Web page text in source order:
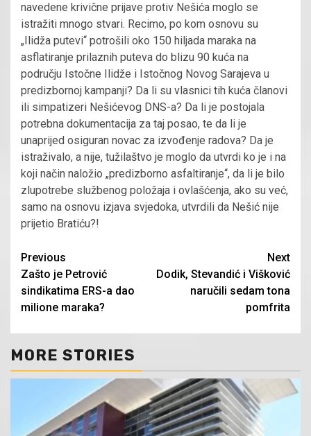
navedene krivične prijave protiv Nešića moglo se
istražiti mnogo stvari. Recimo, po kom osnovu su
„Ilidža putevi“ potrošili oko 150 hiljada maraka na
asflatiranje prilaznih puteva do blizu 90 kuća na
području Istočne Ilidže i Istočnog Novog Sarajeva u
predizbornoj kampanji? Da li su vlasnici tih kuća članovi
ili simpatizeri Nešićevog DNS-a? Da li je postojala
potrebna dokumentacija za taj posao, te da li je
unaprijed osiguran novac za izvođenje radova? Da je
istraživalo, a nije, tužilaštvo je moglo da utvrdi ko je i na
koji način naložio „predizborno asfaltiranje“, da li je bilo
zlupotrebe službenog položaja i ovlašćenja, ako su već,
samo na osnovu izjava svjedoka, utvrdili da Nešić nije
prijetio Bratiću?!
Continue
Reading
Previous
Zašto je Petrović
sindikatima ERS-a dao
milione maraka?
Next
Dodik, Stevandić i Višković
naručili sedam tona
pomfrita
MORE STORIES